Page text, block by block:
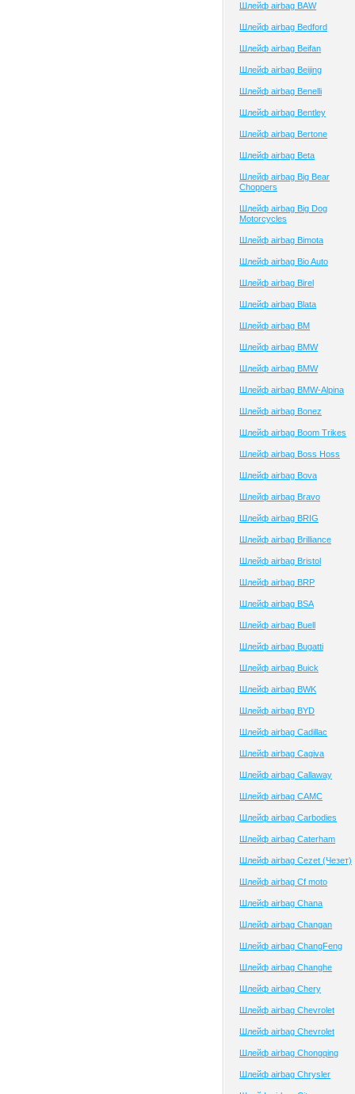
Шлейф airbag BAW
Шлейф airbag Bedford
Шлейф airbag Beifan
Шлейф airbag Beijing
Шлейф airbag Benelli
Шлейф airbag Bentley
Шлейф airbag Bertone
Шлейф airbag Beta
Шлейф airbag Big Bear
Choppers
Шлейф airbag Big Dog
Motorcycles
Шлейф airbag Bimota
Шлейф airbag Bio Auto
Шлейф airbag Birel
Шлейф airbag Blata
Шлейф airbag BM
Шлейф airbag BMW
Шлейф airbag BMW
Шлейф airbag BMW-Alpina
Шлейф airbag Bonez
Шлейф airbag Boom Trikes
Шлейф airbag Boss Hoss
Шлейф airbag Bova
Шлейф airbag Bravo
Шлейф airbag BRIG
Шлейф airbag Brilliance
Шлейф airbag Bristol
Шлейф airbag BRP
Шлейф airbag BSA
Шлейф airbag Buell
Шлейф airbag Bugatti
Шлейф airbag Buick
Шлейф airbag BWK
Шлейф airbag BYD
Шлейф airbag Cadillac
Шлейф airbag Cagiva
Шлейф airbag Callaway
Шлейф airbag CAMC
Шлейф airbag Carbodies
Шлейф airbag Caterham
Шлейф airbag Cezet (Чезет)
Шлейф airbag Cf moto
Шлейф airbag Chana
Шлейф airbag Changan
Шлейф airbag ChangFeng
Шлейф airbag Changhe
Шлейф airbag Chery
Шлейф airbag Chevrolet
Шлейф airbag Chevrolet
Шлейф airbag Chongqing
Шлейф airbag Chrysler